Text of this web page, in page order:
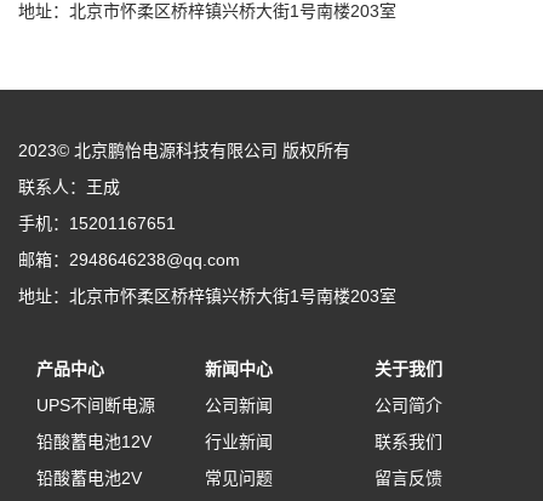
地址：北京市怀柔区桥梓镇兴桥大街1号南楼203室
2023© 北京鹏怡电源科技有限公司 版权所有
联系人：王成
手机：15201167651
邮箱：2948646238@qq.com
地址：北京市怀柔区桥梓镇兴桥大街1号南楼203室
产品中心
UPS不间断电源
铅酸蓄电池12V
铅酸蓄电池2V
新闻中心
公司新闻
行业新闻
常见问题
关于我们
公司简介
联系我们
留言反馈